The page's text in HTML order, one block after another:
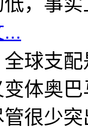
全球支
体奥
管很少